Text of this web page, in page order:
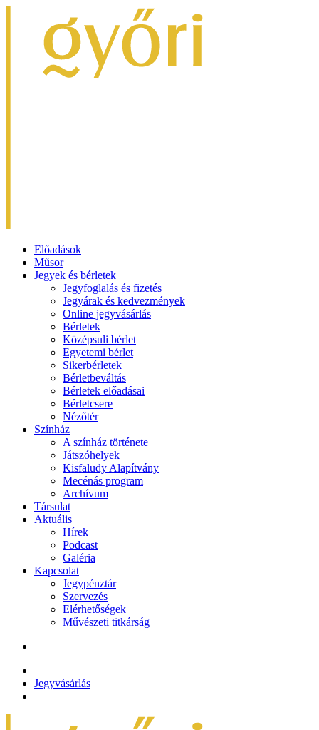
Előadások
Műsor
Jegyek és bérletek
Jegyfoglalás és fizetés
Jegyárak és kedvezmények
Online jegyvásárlás
Bérletek
Középsuli bérlet
Egyetemi bérlet
Sikerbérletek
Bérletbeváltás
Bérletek előadásai
Bérletcsere
Nézőtér
Színház
A színház története
Játszóhelyek
Kisfaludy Alapítvány
Mecénás program
Archívum
Társulat
Aktuális
Hírek
Podcast
Galéria
Kapcsolat
Jegypénztár
Szervezés
Elérhetőségek
Művészeti titkárság
Jegyvásárlás